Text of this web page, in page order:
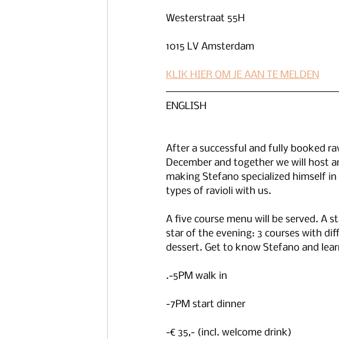
Westerstraat 55H
1015 LV Amsterdam
KLIK HIER OM JE AAN TE MELDEN
ENGLISH
After a successful and fully booked
December and together we will host
making Stefano specialized himself
types of ravioli with us.
A five course menu will be served. A
star of the evening: 3 courses with
dessert. Get to know Stefano and
.-5PM walk in
-7PM start dinner
-€ 35,- (incl. welcome drink)